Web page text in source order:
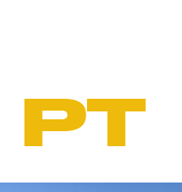
PT